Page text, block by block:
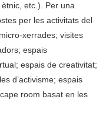
etc.). Per una
per les activitats del
xerrades; visites
espais
espais de creativitat;
d’activisme; espais
room basat en les